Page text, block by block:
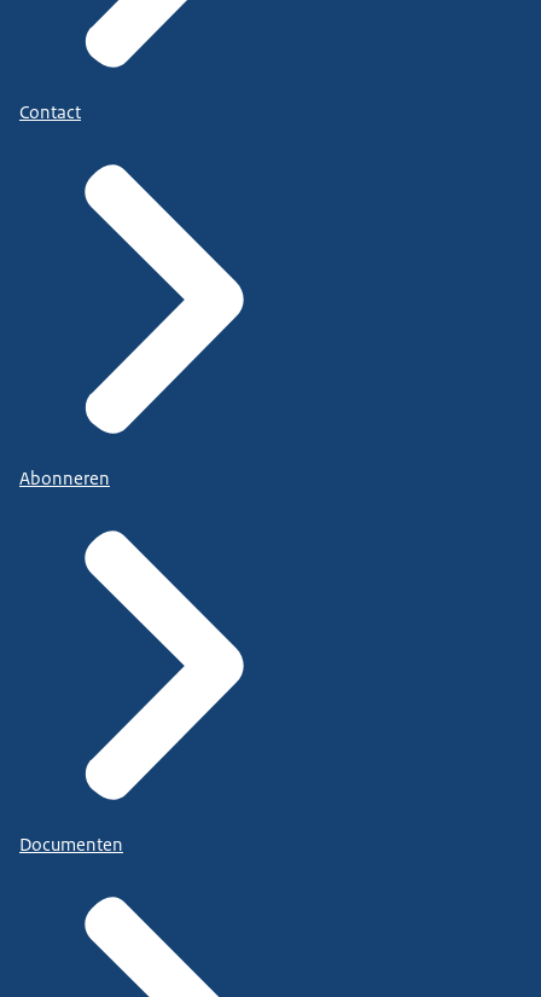
Contact
Abonneren
Documenten